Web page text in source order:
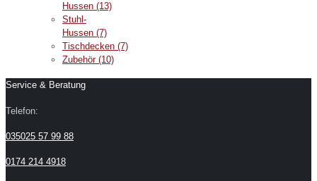
Hussen (13)
Stuhl-
Hussen (7)
Tischdecken (7)
Zubehör (10)
Service & Beratung
Telefon:
035025 57 99 88
0174 214 4918